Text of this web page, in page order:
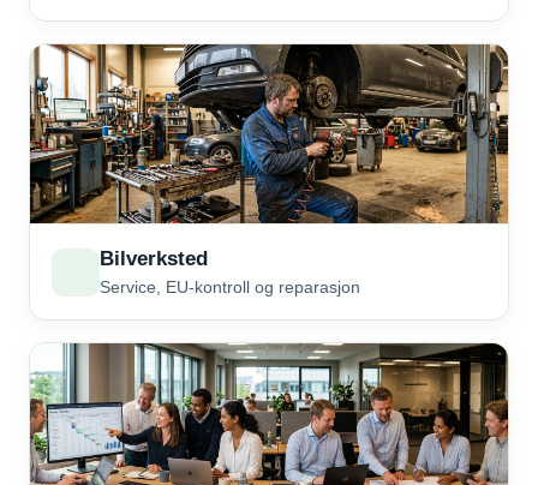
Bilverksted
Service, EU-kontroll og reparasjon